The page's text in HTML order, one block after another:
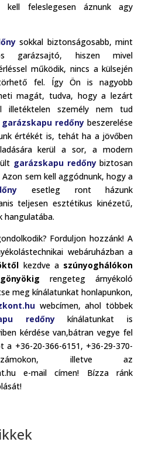
kell feleslegesen áznunk agy
sokkal biztonságosabb, mint
garázsajtó, hiszen mivel
működik, nincs a külsején
fel. Így Ön is nagyobb
magát, tudva, hogy a lezárt
illetéktelen személy nem tud
garázskapu redőny beszerelése
értékét is, tehát ha a jövőben
kerül a sor, a modern
garázskapu redőnybiztosan
sem kell aggódnunk, hogy a
esetleg ront házunk
teljesen esztétikus kinézetű,
hangulatába.
Forduljon hozzánk! A
webáruházban a
kezdve a szúnyoghálókon
rengeteg árnyékoló
meg kínálatunkat honlapunkon,
webcímen, ahol többek
redőnykínálatunkat is
kérdése van,bátran vegye fel
a +36-20-366-6151, +36-29-370-
illetve az
e-mail címen! Bízza ránk